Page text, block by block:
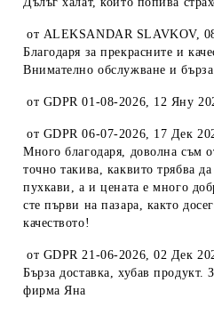
от ALEKSANDAR SLAVKOV,
Благодаря за прекрасните и
Внимателно обслужване и бърза
от GDPR 01-08-2026, 12 Яну
от GDPR 06-07-2026, 17 Дек
Много благодаря, доволна съм
точно такива, каквито трябва
пухкави, а и цената е много
сте първи на пазара, както
качеството!
от GDPR 21-06-2026,02 Дек
Бърза доставка, хубав продукт.
фирма Яна